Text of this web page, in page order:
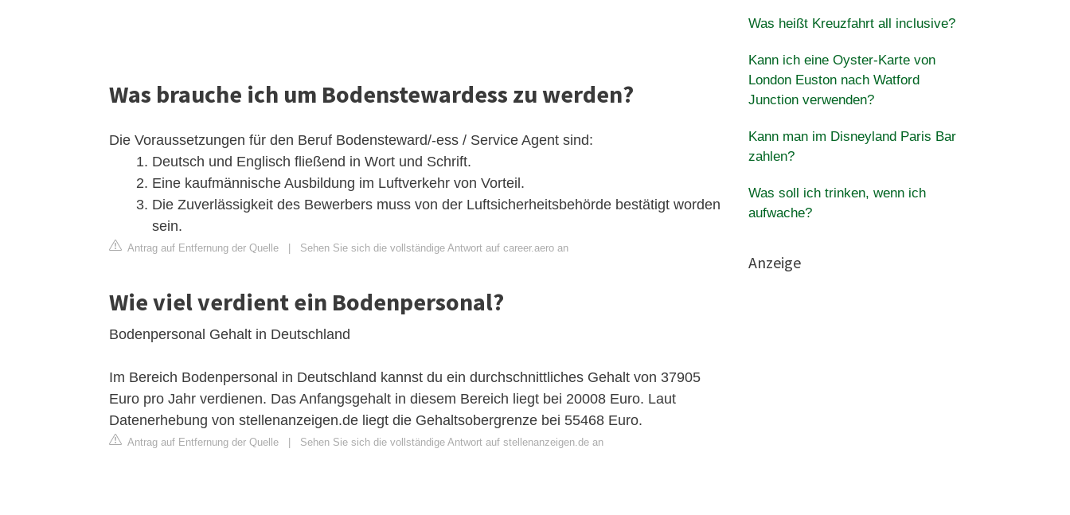
Was brauche ich um Bodenstewardess zu werden?
Die Voraussetzungen für den Beruf Bodensteward/-ess / Service Agent sind:
Deutsch und Englisch fließend in Wort und Schrift.
Eine kaufmännische Ausbildung im Luftverkehr von Vorteil.
Die Zuverlässigkeit des Bewerbers muss von der Luftsicherheitsbehörde bestätigt worden
sein.
Antrag auf Entfernung der Quelle Sehen Sie sich die vollständige Antwort auf career.aero an
Wie viel verdient ein Bodenpersonal?
Bodenpersonal Gehalt in Deutschland
Im Bereich Bodenpersonal in Deutschland kannst du ein durchschnittliches Gehalt von 37905
Euro pro Jahr verdienen. Das Anfangsgehalt in diesem Bereich liegt bei 20008 Euro. Laut
Datenerhebung von stellenanzeigen.de liegt die Gehaltsobergrenze bei 55468 Euro.
Antrag auf Entfernung der Quelle Sehen Sie sich die vollständige Antwort auf stellenanzeigen.de an
Was heißt Kreuzfahrt all inclusive?
Kann ich eine Oyster-Karte von
London Euston nach Watford
Junction verwenden?
Kann man im Disneyland Paris Bar
zahlen?
Was soll ich trinken, wenn ich
aufwache?
Anzeige